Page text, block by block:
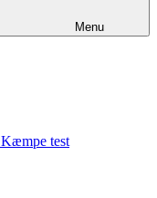
Menu
test